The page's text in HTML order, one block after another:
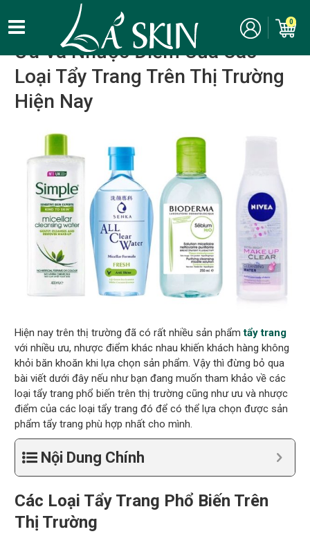
0
Kinh nghiệm, bí quyết làm đẹp Tẩy trang
Ưu Và Nhược Điểm Của Các
Loại Tẩy Trang Trên Thị Trường
Hiện Nay
Hiện nay trên thị trường đã có rất nhiều sản phẩmtẩy trang
với nhiều ưu, nhược điểm khác nhau khiến khách hàng không
khỏi băn khoăn khi lựa chọn sản phẩm. Vậy thì đừng bỏ qua
bài viết dưới đây nếu như bạn đang muốn tham khảo về các
loại tẩy trang phổ biến trên thị trường cũng như ưu và nhược
điểm của các loại tẩy trang đó để có thể lựa chọn được sản
phẩm tẩy trang phù hợp nhất cho mình.
Nội Dung Chính
Các Loại Tẩy Trang Phổ Biến Trên
Thị Trường